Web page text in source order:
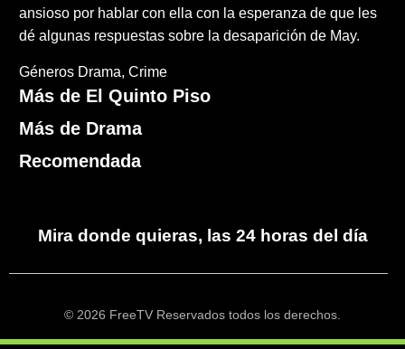
ansioso por hablar con ella con la esperanza de que les
dé algunas respuestas sobre la desaparición de May.
Géneros Drama Crime
Más de El Quinto Piso
Más de Drama
Recomendada
Mira donde quieras, las 24 horas del día
© 2026 FreeTV Reservados todos los derechos.